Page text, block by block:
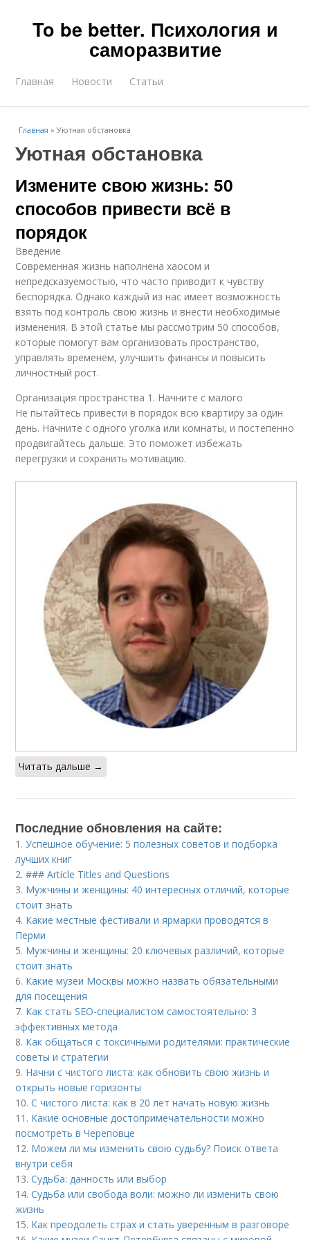
To be better. Психология и
саморазвитие
Главная Новости Статьи
Главная »Уютная обстановка
Уютная обстановка
Измените свою жизнь: 50
способов привести всё в
порядок
Введение
Современная жизнь наполнена хаосом и
непредсказуемостью, что часто приводит к чувству
беспорядка. Однако каждый из нас имеет возможность
взять под контроль свою жизнь и внести необходимые
изменения. В этой статье мы рассмотрим 50 способов,
которые помогут вам организовать пространство,
управлять временем, улучшить финансы и повысить
личностный рост.
Организация пространства 1. Начните с малого
Не пытайтесь привести в порядок всю квартиру за один
день. Начните с одного уголка или комнаты, и постепенно
продвигайтесь дальше. Это поможет избежать
перегрузки и сохранить мотивацию.
Читать дальше →
Последние обновления на сайте:
1.Успешное обучение: 5 полезных советов и подборка
лучших книг
2.### Article Titles and Questions
3. Мужчины и женщины: 40 интересных отличий, которые
стоит знать
4. Какие местные фестивали и ярмарки проводятся в
Перми
5. Мужчины и женщины: 20 ключевых различий, которые
стоит знать
6. Какие музеи Москвы можно назвать обязательными
для посещения
7. Как стать SEO-специалистом самостоятельно: 3
эффективных метода
8. Как общаться с токсичными родителями: практические
советы и стратегии
9. Начни с чистого листа: как обновить свою жизнь и
открыть новые горизонты
10.С чистого листа: как в 20 лет начать новую жизнь
11. Какие основные достопримечательности можно
посмотреть в Череповце
12. Можем ли мы изменить свою судьбу? Поиск ответа
внутри себя
13.Судьба: данность или выбор
14.Судьба или свобода воли: можно ли изменить свою
жизнь
15. Как преодолеть страх и стать уверенным в разговоре